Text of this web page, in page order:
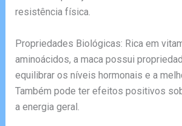
resistência física.
Propriedades Biológicas: Rica em
aminoácidos, a maca possui
equilibrar os níveis hormonais e a
Também pode ter efeitos positivos
a energia geral.